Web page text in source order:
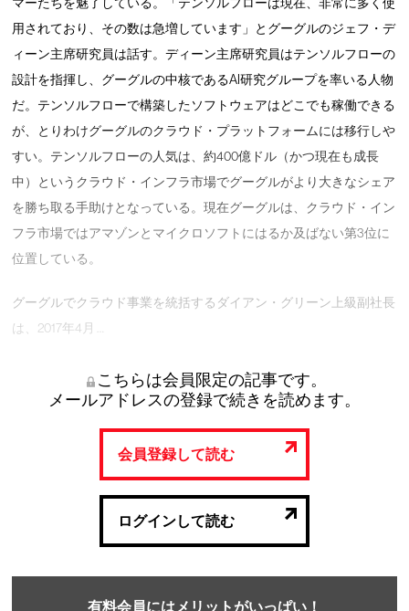
マーたちを魅了している。「テンソルフローは現在、非常に多く使
用されており、その数は急増しています」とグーグルのジェフ・デ
ィーン主席研究員は話す。ディーン主席研究員はテンソルフローの
設計を指揮し、グーグルの中核であるAI研究グループを率いる人物
だ。テンソルフローで構築したソフトウェアはどこでも稼働できる
が、とりわけグーグルのクラウド・プラットフォームには移行しや
すい。テンソルフローの人気は、約400億ドル（かつ現在も成長
中）というクラウド・インフラ市場でグーグルがより大きなシェア
を勝ち取る手助けとなっている。現在グーグルは、クラウド・イン
フラ市場ではアマゾンとマイクロソフトにはるか及ばない第3位に
位置している。
グーグルでクラウド事業を統括するダイアン・グリーン上級副社長
は、2017年4月 …
こちらは会員限定の記事です。
メールアドレスの登録で続きを読めます。
会員登録して読む
ログインして読む
有料会員にはメリットがいっぱい！